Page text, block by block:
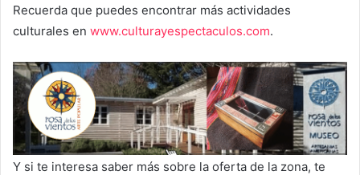
Recuerda que puedes encontrar más actividades
culturales en www.culturayespectaculos.com.
Y si te interesa saber más sobre la oferta de la zona, te